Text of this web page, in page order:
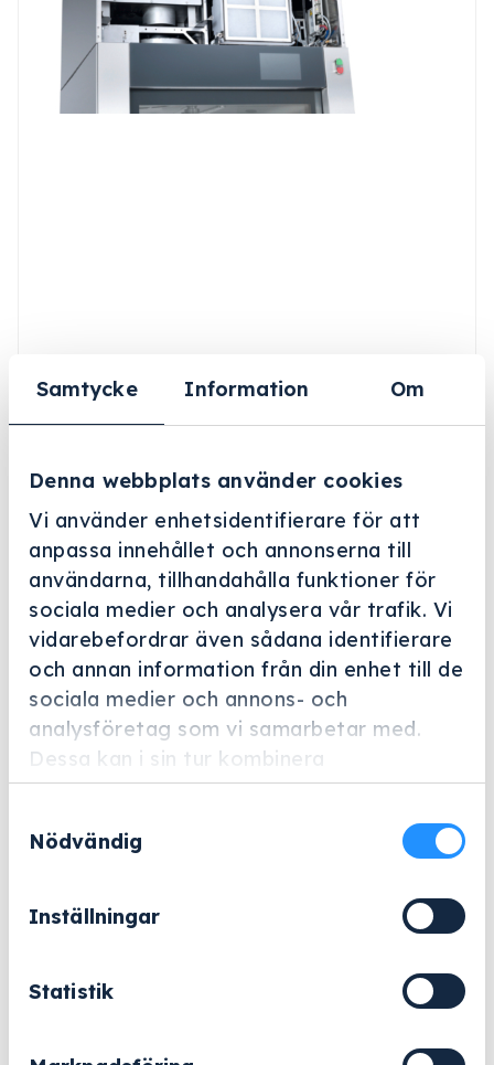
Samtycke Information Om
Denna webbplats använder cookies
Vi använder enhetsidentifierare för att
anpassa innehållet och annonserna till
användarna, tillhandahålla funktioner för
sociala medier och analysera vår trafik. Vi
vidarebefordrar även sådana identifierare
och annan information från din enhet till de
sociala medier och annons- och
analysföretag som vi samarbetar med.
Dessa kan i sin tur kombinera
informationen med annan information som
samlat in när du har använt deras tjänster.
Nödvändig
Inställningar
Statistik
Helskärm
Miele Professional
SC
Artikelnummer: 10928990
Ångkondensator för optimal avfuktning och kylning
53 470kr
Exklusive moms.